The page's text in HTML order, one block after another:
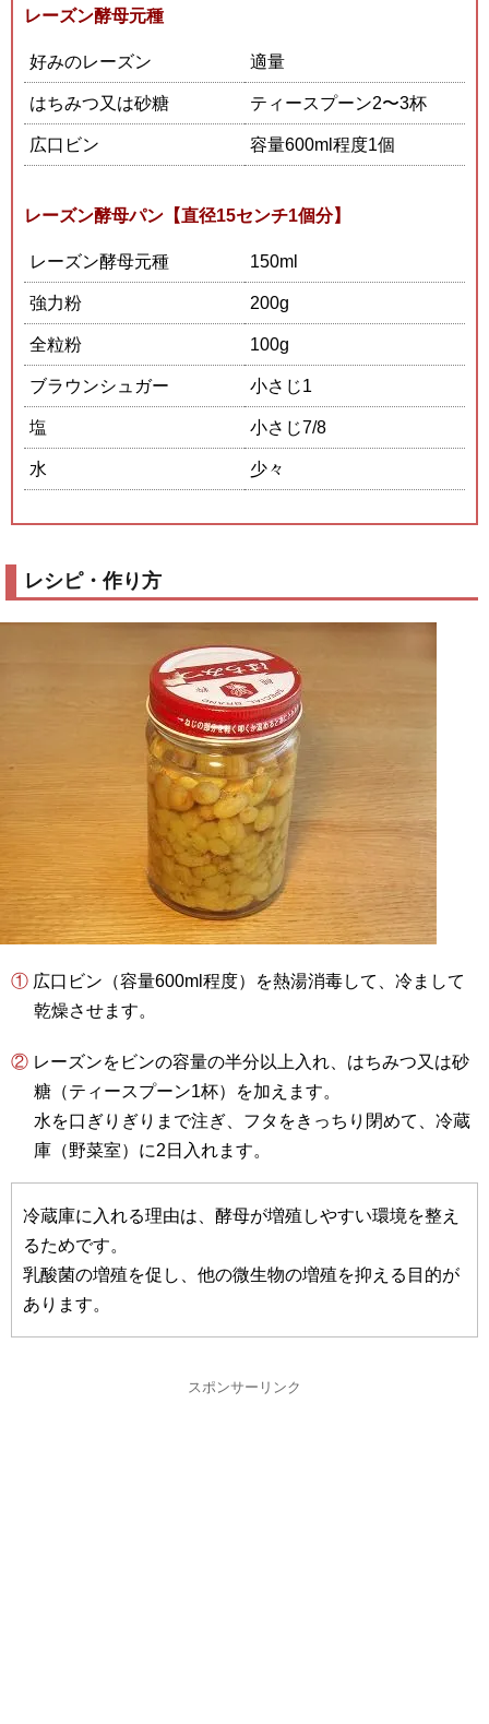
レーズン酵母元種
好みのレーズン 適量
はちみつ又は砂糖 ティースプーン2〜3杯
広口ビン 容量600ml程度1個
レーズン酵母パン【直径15センチ1個分】
レーズン酵母元種 150ml
強力粉 200g
全粒粉 100g
ブラウンシュガー 小さじ1
塩 小さじ7/8
水 少々
レシピ・作り方
① 広口ビン（容量600ml程度）を熱湯消毒して、冷まして
乾燥させます。
② レーズンをビンの容量の半分以上入れ、はちみつ又は砂
糖（ティースプーン1杯）を加えます。
水を口ぎりぎりまで注ぎ、フタをきっちり閉めて、冷蔵
庫（野菜室）に2日入れます。
冷蔵庫に入れる理由は、酵母が増殖しやすい環境を整え
るためです。
乳酸菌の増殖を促し、他の微生物の増殖を抑える目的が
あります。
スポンサーリンク